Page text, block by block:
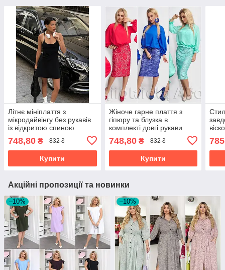
Літнє мініплаття з
мікродайвінгу без рукавів
із відкритою спиною
748,80 ₴ 832 ₴
Купити
Жіноче гарне плаття з
гіпюру та блузка в
комплекті довгі рукави
748,80₴ 832 ₴
Купити
Акційні пропозиції та новинки
–10% –10%